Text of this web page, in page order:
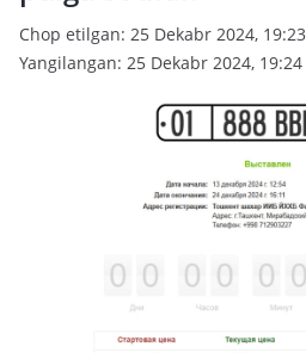
Chop etilgan: 25 Dekabr 2024, 19:23
Yangilangan: 25 Dekabr 2024, 19:24